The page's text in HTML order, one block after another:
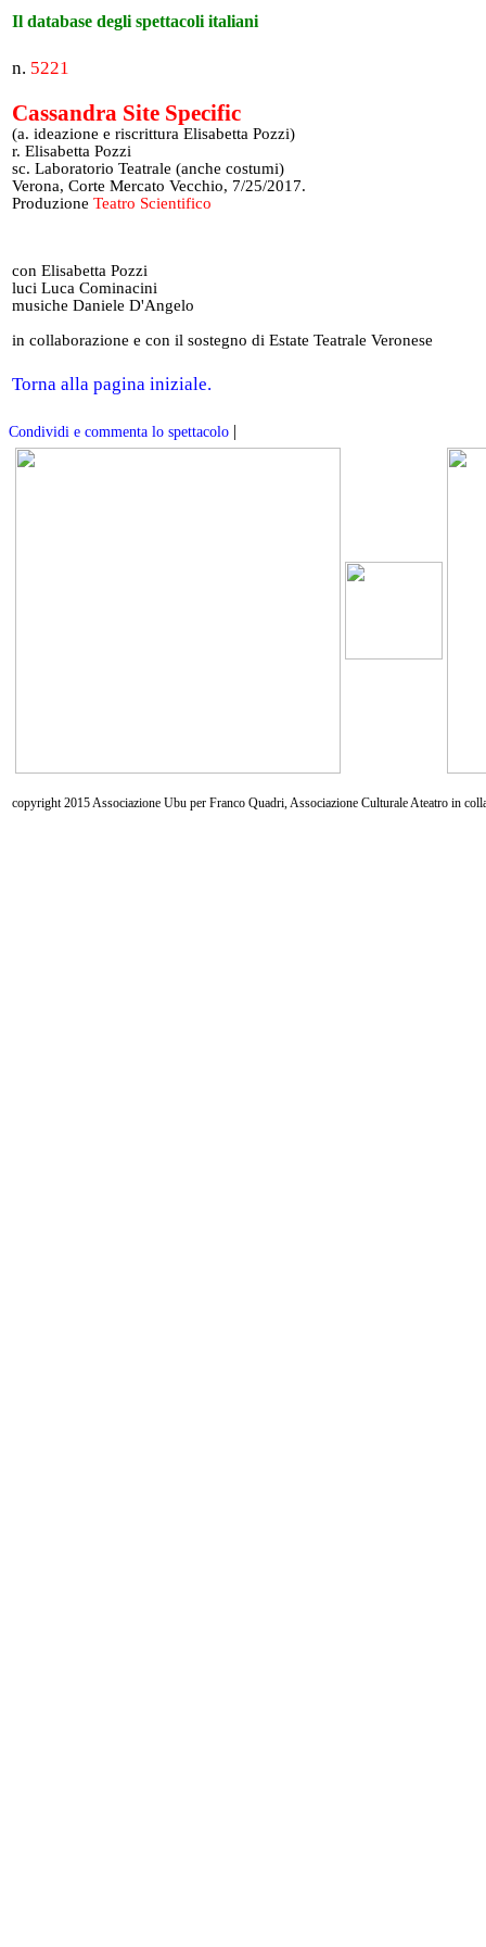
Il database degli spettacoli italiani
n. 5221
Cassandra Site Specific
(a. ideazione e riscrittura Elisabetta Pozzi)
r. Elisabetta Pozzi
sc. Laboratorio Teatrale (anche costumi)
Verona, Corte Mercato Vecchio, 7/25/2017.
Produzione Teatro Scientifico
con Elisabetta Pozzi
luci Luca Cominacini
musiche Daniele D'Angelo
in collaborazione e con il sostegno di Estate Teatrale Veronese
Torna alla pagina iniziale.
Condividi e commenta lo spettacolo |
copyright 2015 Associazione Ubu per Franco Quadri, Associazione Culturale Ateatro in